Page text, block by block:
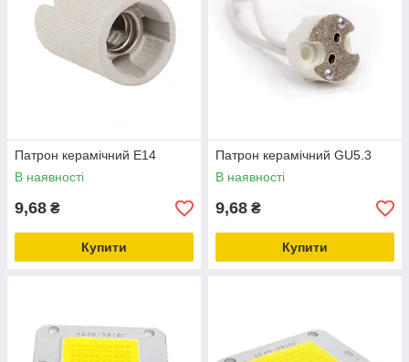
Патрон керамічний E14
В наявності
9,68 ₴
Купити
Патрон керамічний GU5.3
В наявності
9,68 ₴
Купити